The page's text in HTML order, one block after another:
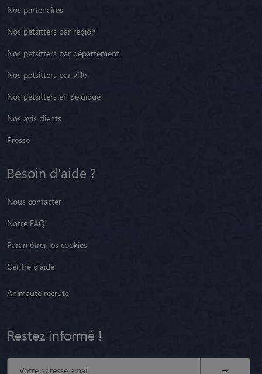
Nos partenaires
Nos petsitters par région
Nos petsitters par département
Nos petsitters par ville
Nos petsitters en Belgique
Nos avis clients
Presse
Besoin d'aide ?
Nous contacter
Notre FAQ
Paramétrer les cookies
Centre d'aide
Animaute recrute
Restez informé !